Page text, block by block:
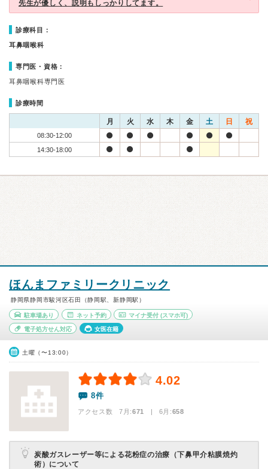
先生が優しく、説明もしっかりしてます。
診療科目：
耳鼻咽喉科
専門医・資格：
耳鼻咽喉科専門医
診療時間
月 火 水 木 金 土 日 祝
08:30-12:00
14:30-18:00
ほんまファミリークリニック
静岡県静岡市駿河区石田（静岡駅、新静岡駅）
駐車場あり ネット予約 マイナ受付 (スマホ可)
電子処方せん対応 女医在籍
土曜（〜13:00）
4.02
8件
アクセス数 7月:671 | 6月:658
炭酸ガスレーザー等による花粉症の治療（下鼻甲介粘膜焼灼
術）について